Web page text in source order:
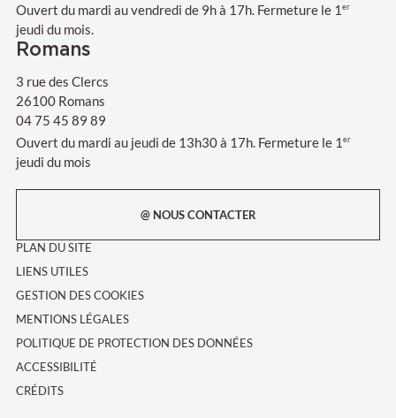
Ouvert du mardi au vendredi de 9h à 17h. Fermeture le 1 er
jeudi du mois.
Romans
3 rue des Clercs
26100 Romans
04 75 45 89 89
Ouvert du mardi au jeudi de 13h30 à 17h. Fermeture le 1 er
jeudi du mois
@ NOUS CONTACTER
PLAN DU SITE
LIENS UTILES
GESTION DES COOKIES
MENTIONS LÉGALES
POLITIQUE DE PROTECTION DES DONNÉES
ACCESSIBILITÉ
CRÉDITS